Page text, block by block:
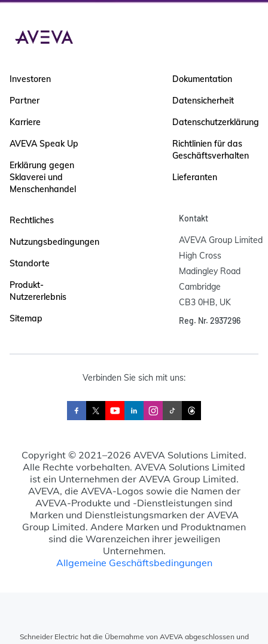
Investoren
Partner
Karriere
AVEVA Speak Up
Erklärung gegen
Sklaverei und
Menschenhandel
Dokumentation
Datensicherheit
Datenschutzerklärung
Richtlinien für das
Geschäftsverhalten
Lieferanten
Rechtliches
Nutzungsbedingungen
Standorte
Produkt-
Nutzererlebnis
Sitemap
Kontakt
AVEVA Group Limited
High Cross
Madingley Road
Cambridge
CB3 0HB, UK
Reg. Nr. 2937296
Verbinden Sie sich mit uns:
Copyright © 2021–2026 AVEVA Solutions Limited.
Alle Rechte vorbehalten. AVEVA Solutions Limited
ist ein Unternehmen der AVEVA Group Limited.
AVEVA, die AVEVA-Logos sowie die Namen der
AVEVA-Produkte und -Dienstleistungen sind
Marken und Dienstleistungsmarken der AVEVA
Group Limited. Andere Marken und Produktnamen
sind die Warenzeichen ihrer jeweiligen
Unternehmen.
Allgemeine Geschäftsbedingungen
Schneider Electric hat die Übernahme von AVEVA abgeschlossen und